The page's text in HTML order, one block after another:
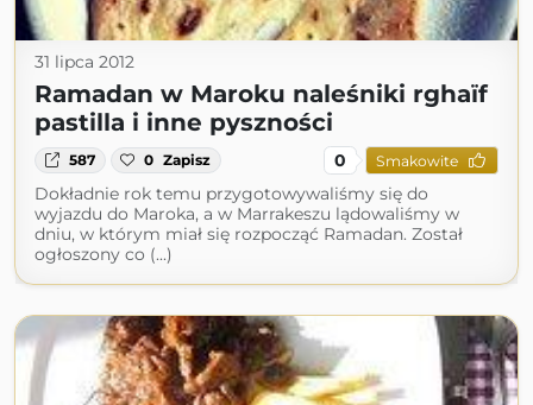
31 lipca 2012
Ramadan w Maroku naleśniki rghaïf
pastilla i inne pyszności
587 0 Zapisz 0 Smakowite
Dokładnie rok temu przygotowywaliśmy się do
wyjazdu do Maroka, a w Marrakeszu lądowaliśmy w
dniu, w którym miał się rozpocząć Ramadan. Został
ogłoszony co (...)